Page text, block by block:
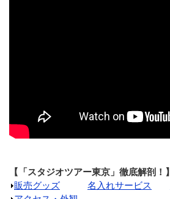
【「スタジオツアー東京」徹底解剖！】
販売グッズ
名入れサービス